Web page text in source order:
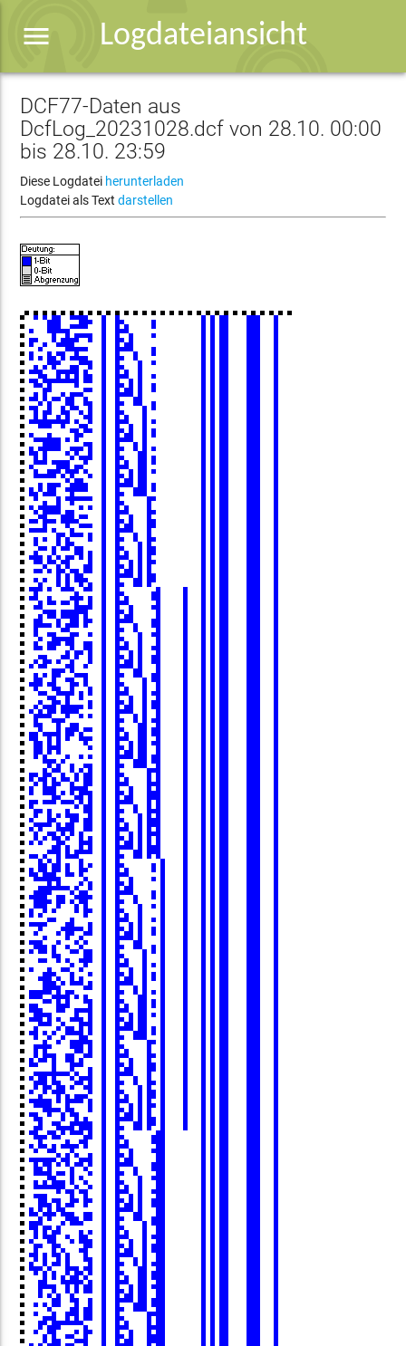
Logdateiansicht
menu
DCF77-Daten aus
DcfLog_20231028.dcf von 28.10. 00:00
bis 28.10. 23:59
Diese Logdatei herunterladen
Logdatei als Textdarstellen